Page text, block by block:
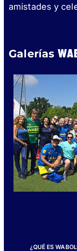
amistades y
Galerías
¿QUÉ ES